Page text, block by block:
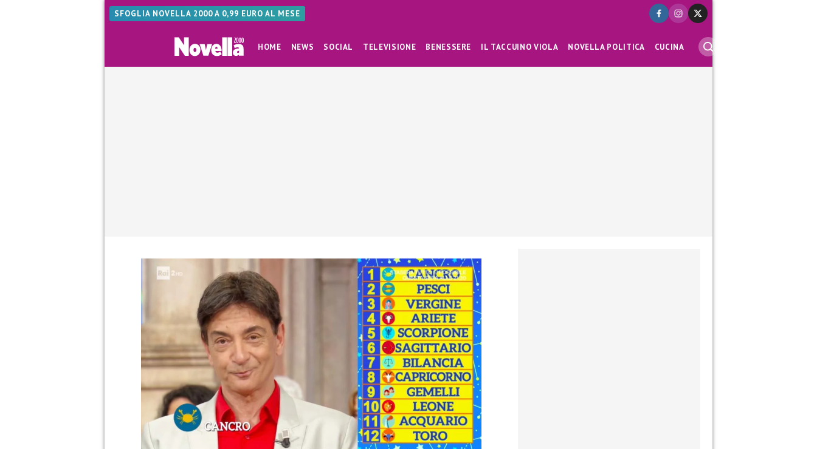
SFOGLIA NOVELLA 2000 A 0,99 EURO AL MESE
HOME NEWS SOCIAL TELEVISIONE BENESSERE IL TACCUINO VIOLA NOVELLA POLITICA CUCINA